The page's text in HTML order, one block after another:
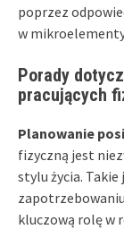
poprzez
w
Porady
pracujących
Planowanie
fizyczną jest
stylu życia.
kluczową rolę w